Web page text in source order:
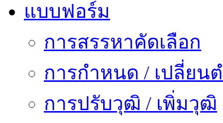
แบบฟอร์ม
การสรรหาคัดเลือก
การกำหนด / เปลี่ยน
การปรับวุฒิ / เพิ่มวุฒิ